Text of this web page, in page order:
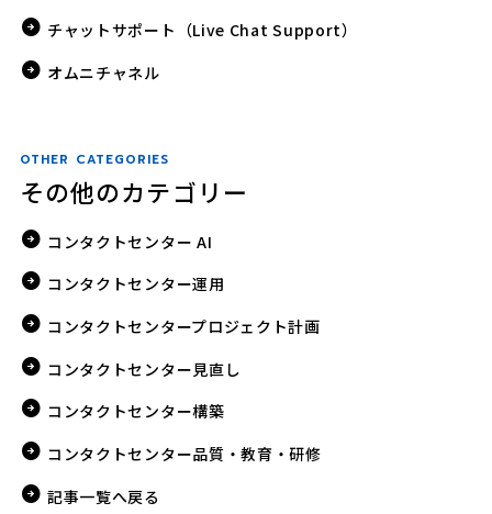
チャットサポート（Live Chat Support）
オムニチャネル
OTHER CATEGORIES
その他のカテゴリー
コンタクトセンター AI
コンタクトセンター運用
コンタクトセンタープロジェクト計画
コンタクトセンター見直し
コンタクトセンター構築
コンタクトセンター品質・教育・研修
記事一覧へ戻る